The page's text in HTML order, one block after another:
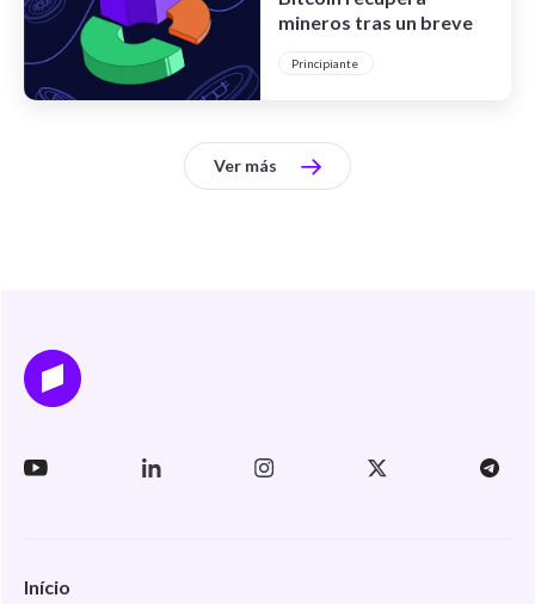
mineros tras un breve
Principiante
Ver más
Início